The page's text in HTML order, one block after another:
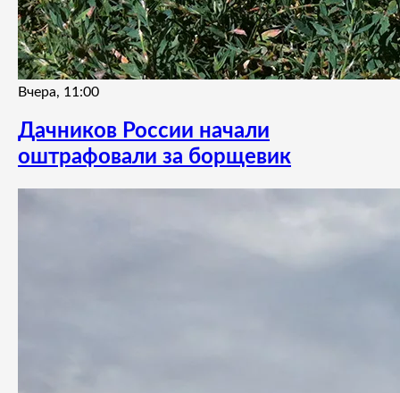
Вчера, 11:00
Дачников России начали
оштрафовали за борщевик